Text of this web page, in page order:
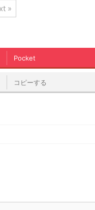
»
Pocket
コピーする